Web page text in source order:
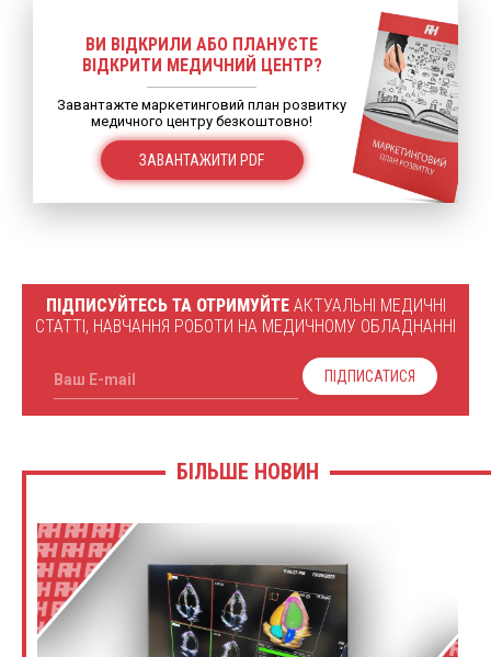
ВИ ВІДКРИЛИ АБО ПЛАНУЄТЕ
ВІДКРИТИ МЕДИЧНИЙ ЦЕНТР?
Завантажте маркетинговий план розвитку
медичного центру безкоштовно!
ЗАВАНТАЖИТИ PDF
ПІДПИСУЙТЕСЬ ТА ОТРИМУЙТЕАКТУАЛЬНІ МЕДИЧНІ
СТАТТІ, НАВЧАННЯ РОБОТИ НА МЕДИЧНОМУ ОБЛАДНАННІ
Ваш E-mail ПІДПИСАТИСЯ
БІЛЬШЕ НОВИН